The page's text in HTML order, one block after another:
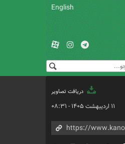
English
دریافت تصاویر
۱۱ اردیبهشت ۱۴۰۵ - ۰۸:۳۱